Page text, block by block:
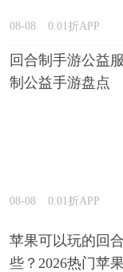
08-08 0.01折APP
回合制手游公益
制公益手游盘点
08-08 0.01折APP
苹果可以玩的回
些？2026热门苹